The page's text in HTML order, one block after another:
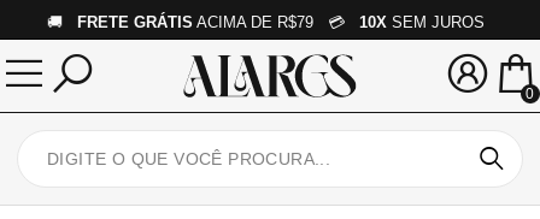
🚚 FRETE GRÁTIS ACIMA DE R$79 💳 10X SEM JUROS
0